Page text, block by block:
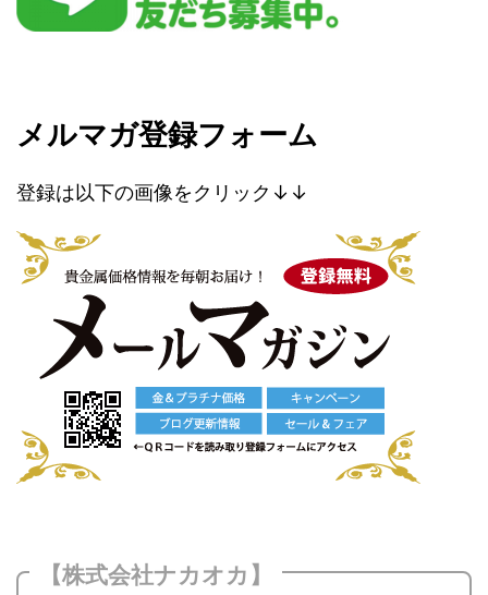
メルマガ登録フォーム
登録は以下の画像をクリック↓↓
【株式会社ナカオカ】